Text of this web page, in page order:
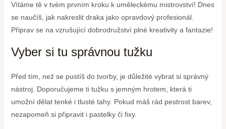
Vítáme tě v tvém prvním kroku k uměleckému mistrovství! Dnes
se naučíš, jak nakreslit draka jako opravdový profesionál.
Připrav se na vzrušující dobrodružství plné kreativity a fantazie!
Vyber si tu správnou tužku
Před tím, než se pustíš do tvorby, je důležité vybrat si správný
nástroj. Doporučujeme ti tužku s jemným hrotem, která ti
umožní dělat tenké i tlusté tahy. Pokud máš rád pestrost barev,
nezapomeň si připravit i pastelky či fixy.